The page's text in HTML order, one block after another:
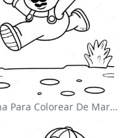
Página Para Colorear De Mario Saltando Sobre Goombas